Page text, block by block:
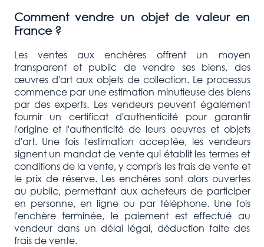
Comment vendre un objet de valeur en
France ?
Les ventes aux enchères offrent un moyen
transparent et public de vendre ses biens, des
œuvres d'art aux objets de collection. Le processus
commence par une estimation minutieuse des biens
par des experts. Les vendeurs peuvent également
fournir un certificat d'authenticité pour garantir
l'origine et l'authenticité de leurs oeuvres et objets
d'art. Une fois l'estimation acceptée, les vendeurs
signent un mandat de vente qui établit les termes et
conditions de la vente, y compris les frais de vente et
le prix de réserve. Les enchères sont alors ouvertes
au public, permettant aux acheteurs de participer
en personne, en ligne ou par téléphone. Une fois
l'enchère terminée, le paiement est effectué au
vendeur dans un délai légal, déduction faite des
frais de vente.